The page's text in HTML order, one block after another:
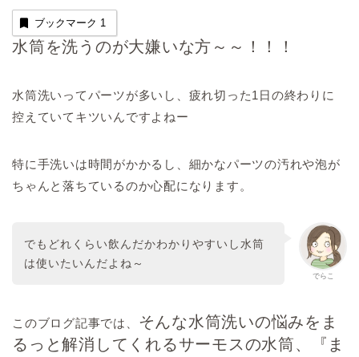
ブックマーク 1
水筒を洗うのが大嫌いな方～～！！！
水筒洗いってパーツが多いし、疲れ切った1日の終わりに
控えていてキツいんですよねー
特に手洗いは時間がかかるし、細かなパーツの汚れや泡が
ちゃんと落ちているのか心配になります。
でらこ
でもどれくらい飲んだかわかりやすいし水筒
は使いたいんだよね～
このブログ記事では、 そんな水筒洗いの悩みをま
るっと解消してくれるサーモスの水筒、『ま